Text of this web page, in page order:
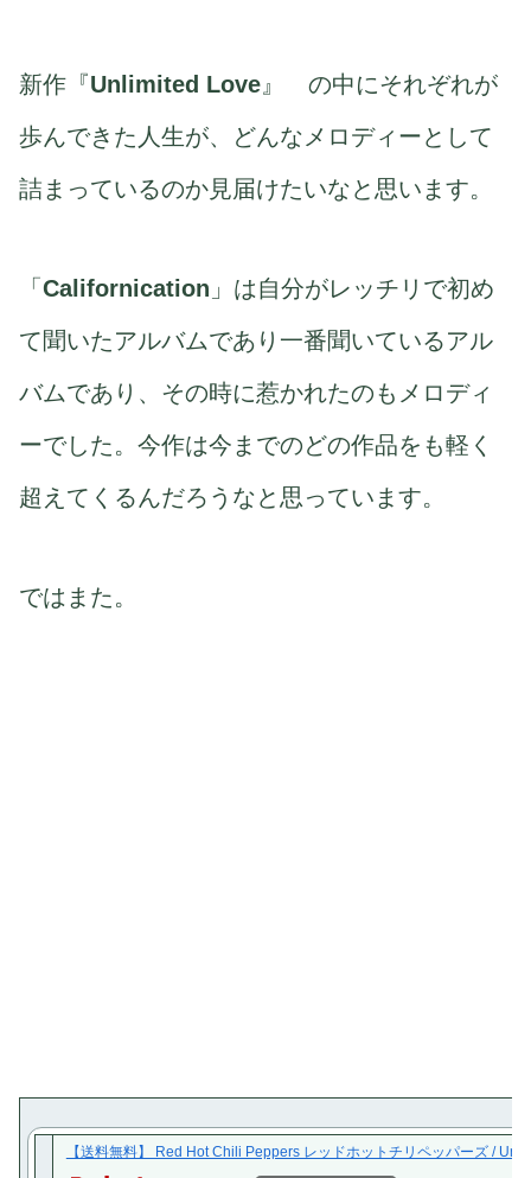
新作『Unlimited Love』 の中にそれぞれが
歩んできた人生が、どんなメロディーとして
詰まっているのか見届けたいなと思います。
「 Californication 」は自分がレッチリで初め
て聞いたアルバムであり一番聞いているアル
バムであり、その時に惹かれたのもメロディ
ーでした。今作は今までのどの作品をも軽く
超えてくるんだろうなと思っています。
ではまた。
【送料無料】 Red Hot Chili Peppers レッドホットチリペッパーズ /